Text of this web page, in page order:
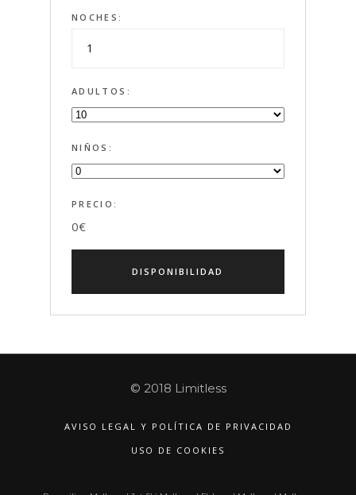
NOCHES:
ADULTOS:
NIÑOS:
PRECIO:
0€
© 2018 Limitless
AVISO LEGAL Y POLÍTICA DE PRIVACIDAD
USO DE COOKIES